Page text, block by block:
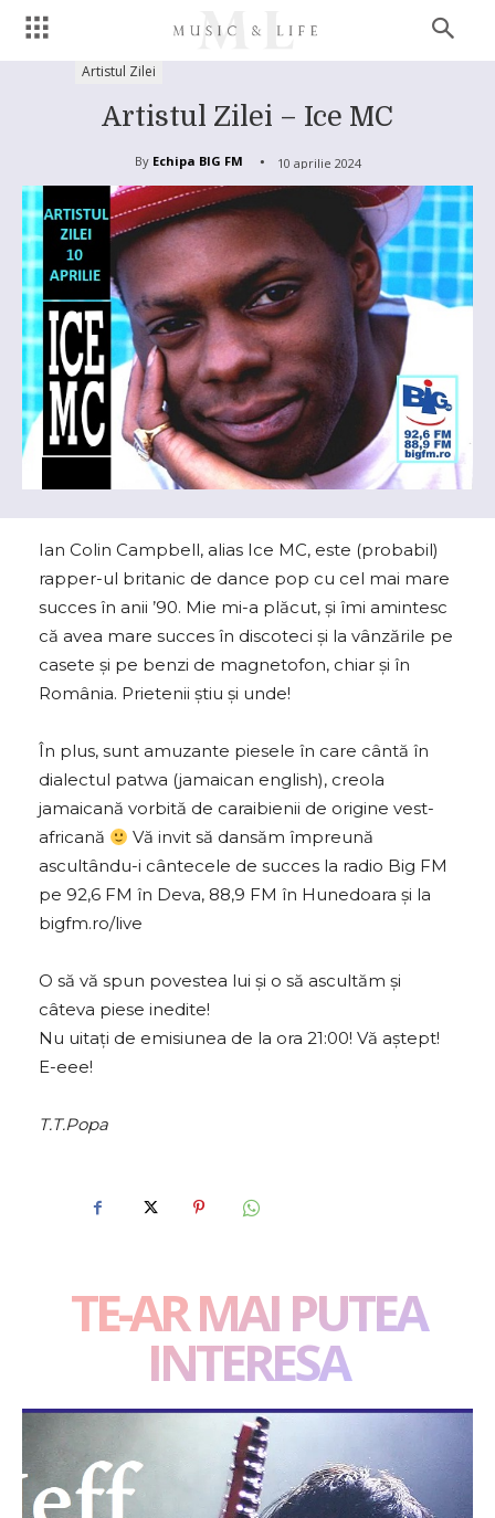
Artistul Zilei
Artistul Zilei – Ice MC
By Echipa BIG FM 10 aprilie 2024
Ian Colin Campbell, alias Ice MC, este (probabil)
rapper-ul britanic de dance pop cu cel mai mare
succes în anii ’90. Mie mi-a plăcut, şi îmi amintesc
că avea mare succes în discoteci şi la vânzările pe
casete şi pe benzi de magnetofon, chiar şi în
România. Prietenii știu și unde!
În plus, sunt amuzante piesele în care cântă în
dialectul patwa (jamaican english), creola
jamaicană vorbită de caraibienii de origine vest-
africană
Vă invit să dansăm împreună
ascultându-i cântecele de succes la radio Big FM
pe 92,6 FM în Deva, 88,9 FM în Hunedoara şi la
bigfm.ro/live
O să vă spun povestea lui şi o să ascultăm şi
câteva piese inedite!
Nu uitați de emisiunea de la ora 21:00! Vă aștept!
E-eee!
T.T.Popa
TE-AR MAI PUTEA
INTERESA